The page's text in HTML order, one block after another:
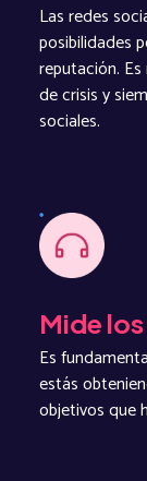
Las redes
posibilidades
reputación.
de crisis y
sociales.
Mide
Es
estás
objetivos que